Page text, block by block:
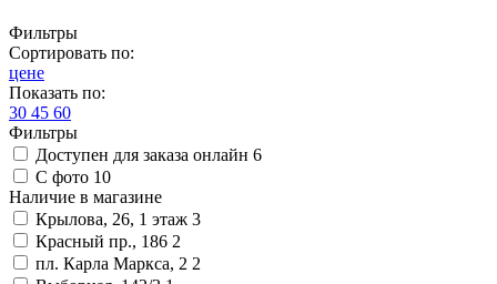
Фильтры
Сортировать по:
цене
Показать по:
30 45 60
Фильтры
Доступен для заказа онлайн 6
С фото 10
Наличие в магазине
Крылова, 26, 1 этаж 3
Красный пр., 186 2
пл. Карла Маркса, 2 2